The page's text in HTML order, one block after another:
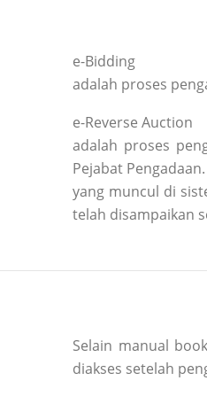
e-Bidding
adalah proses
e-Reverse Auction
adalah proses
Pejabat
yang muncul di
telah disampaikan
Selain manual
diakses setelah